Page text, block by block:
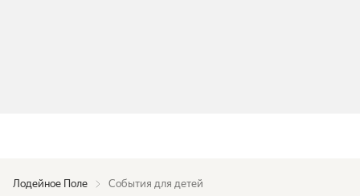
Лодейное Поле События для детей